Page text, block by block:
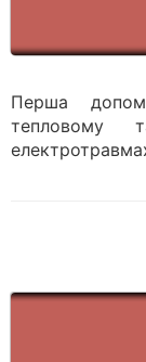
Перша
тепловому